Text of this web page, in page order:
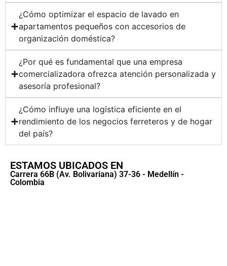
¿Cómo optimizar el espacio de lavado en
apartamentos pequeños con accesorios de
organización doméstica?
¿Por qué es fundamental que una empresa
comercializadora ofrezca atención personalizada y
asesoría profesional?
¿Cómo influye una logística eficiente en el
rendimiento de los negocios ferreteros y de hogar
del país?
ESTAMOS UBICADOS EN
Carrera 66B (Av. Bolivariana) 37-36 - Medellín -
Colombia